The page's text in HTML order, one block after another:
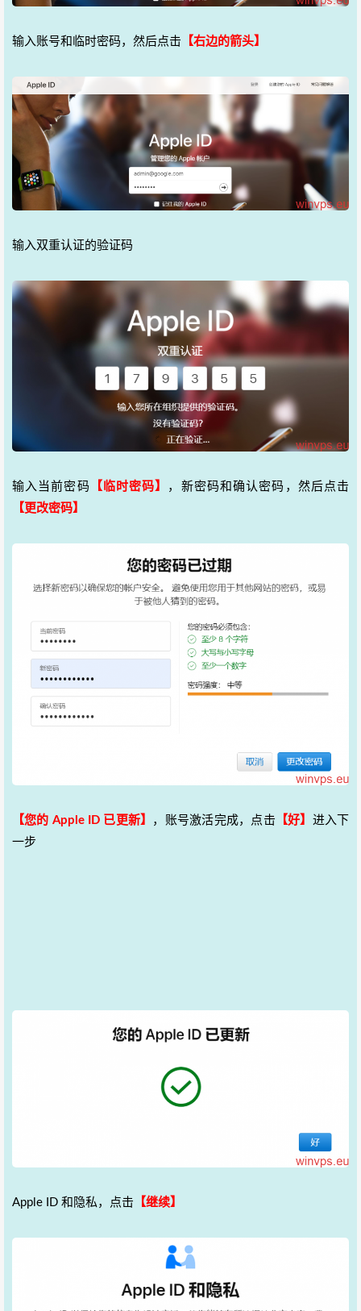
输入账号和临时密码，然后点击 【右边的箭头】
输入双重认证的验证码
输入当前密码 【临时密码】
，新密码和确认密码，然后点击
【更改密码】
【您的 Apple ID 已更新】 ，账号激活完成，点击 【好】 进入下
一步
Apple ID 和隐私，点击 【继续】